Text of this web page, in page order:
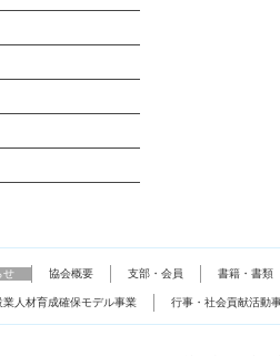
せ 協会概要 支部・会員 書籍・書類
業人材育成確保モデル事業 行事・社会貢献活動